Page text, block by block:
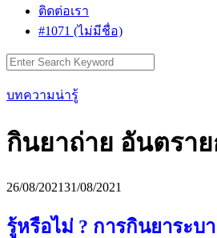
ติดต่อเรา
#1071 (ไม่มีชื่อ)
Search
for:
บทความน่ารู้
กินยาถ่าย อันตรา
26/08/202131/08/2021
รู้หรือไม่ ? การกินยาระบ